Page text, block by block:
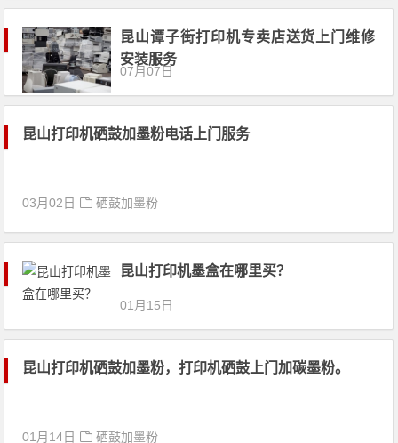
昆山谭子街打印机专卖店送货上门维修
安装服务
07月07日
昆山打印机硒鼓加墨粉电话上门服务
03月02日 硒鼓加墨粉
昆山打印机墨盒在哪里买？
01月15日
昆山打印机硒鼓加墨粉，打印机硒鼓上门加碳墨粉。
01月14日 硒鼓加墨粉